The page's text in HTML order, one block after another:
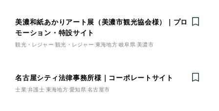
美濃和紙あかりアート展（美濃市観光協会様）｜プロ
モーション・特設サイト
観光・レジャー 観光・レジャー 東海地方 岐阜県 美濃市
名古屋シティ法律事務所様｜コーポレートサイト
士業 弁護士 東海地方 愛知県 名古屋市